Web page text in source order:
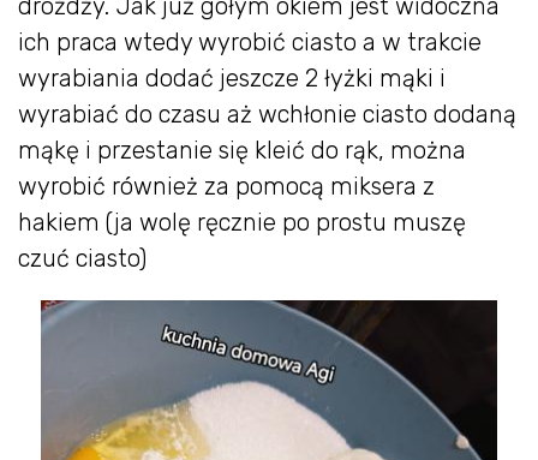
ich praca wtedy wyrobić ciasto a w trakcie
wyrabiania dodać jeszcze 2 łyżki mąki i
wyrabiać do czasu aż wchłonie ciasto dodaną
mąkę i przestanie się kleić do rąk, można
wyrobić również za pomocą miksera z
hakiem (ja wolę ręcznie po prostu muszę
czuć ciasto)